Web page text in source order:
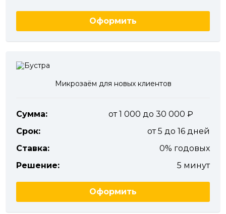
Оформить
Микрозаём для новых клиентов
Сумма:
от 1 000 до 30 000
Срок:
от 5 до 16 дней
Ставка:
0% годовых
Решение:
5 минут
Оформить